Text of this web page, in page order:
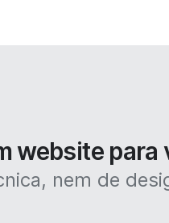
website para
nem de